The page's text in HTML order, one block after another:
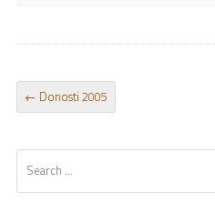
POST NAVIGATION
← Donosti 2005